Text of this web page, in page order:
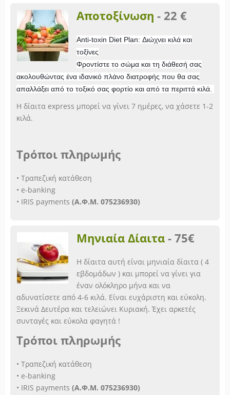
Αποτοξίνωση - 22 €
Anti-toxin Diet Plan: Διώχνει κιλά και
τοξίνες
Φροντίστε το σώμα και τη διάθεσή σας
ακολουθώντας ένα ιδανικό πλάνο διατροφής που θα σας
απαλλάξει από το τοξικό σας φορτίο και από τα περιττά κιλά.
Η δίαιτα express μπορεί να γίνει 7 ημέρες, να χάσετε 1-2
κιλά.
Τρόποι πληρωμής
• Τραπεζική κατάθεση
• e-banking
• IRIS payments (Α.Φ.Μ. 075236930)
Μηνιαία Δίαιτα - 75€
Η δίαιτα αυτή είναι μηνιαία δίαιτα ( 4
εβδομάδων ) και μπορεί να γίνει για
έναν ολόκληρο μήνα και να
αδυνατίσετε από 4-6 κιλά. Είναι ευχάριστη και εύκολη.
Ξεκινά Δευτέρα και τελειώνει Κυριακή. Έχει αρκετές
συνταγές και εύκολα φαγητά !
Τρόποι πληρωμής
• Τραπεζική κατάθεση
• e-banking
• IRIS payments (Α.Φ.Μ. 075236930)